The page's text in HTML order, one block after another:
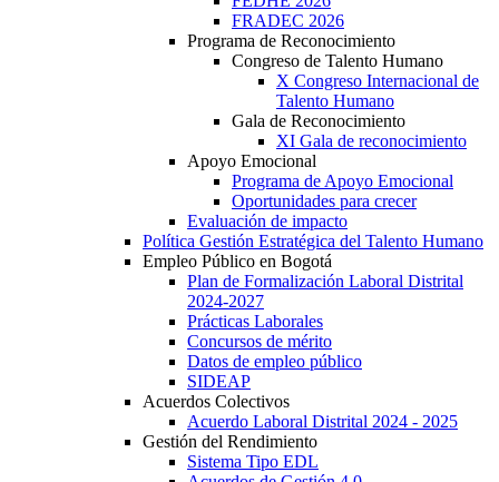
FRADEC 2026
Programa de Reconocimiento
Congreso de Talento Humano
X Congreso Internacional de
Talento Humano
Gala de Reconocimiento
XI Gala de reconocimiento
Apoyo Emocional
Programa de Apoyo Emocional
Oportunidades para crecer
Evaluación de impacto
Política Gestión Estratégica del Talento Humano
Empleo Público en Bogotá
Plan de Formalización Laboral Distrital
2024-2027
Prácticas Laborales
Concursos de mérito
Datos de empleo público
SIDEAP
Acuerdos Colectivos
Acuerdo Laboral Distrital 2024 - 2025
Gestión del Rendimiento
Sistema Tipo EDL